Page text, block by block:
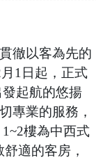
徹以客為先的
1日起，正式
起航的悠揚
專業的服務，
樓為中西式
適的客房，